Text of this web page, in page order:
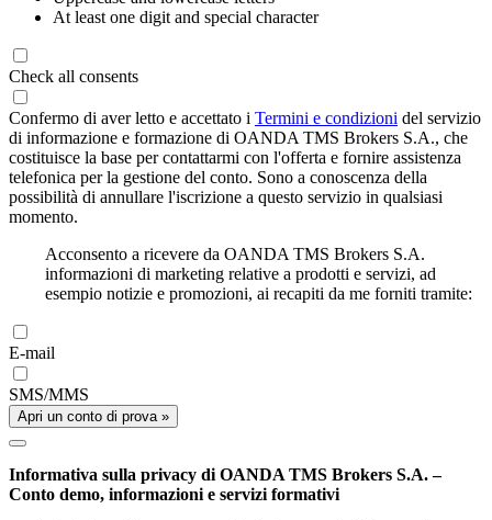
At least one digit and special character
Check all consents
Confermo di aver letto e accettato i Termini e condizioni del servizio
di informazione e formazione di OANDA TMS Brokers S.A., che
costituisce la base per contattarmi con l'offerta e fornire assistenza
telefonica per la gestione del conto. Sono a conoscenza della
possibilità di annullare l'iscrizione a questo servizio in qualsiasi
momento.
Acconsento a ricevere da OANDA TMS Brokers S.A.
informazioni di marketing relative a prodotti e servizi, ad
esempio notizie e promozioni, ai recapiti da me forniti tramite:
E-mail
SMS/MMS
Apri un conto di prova »
Informativa sulla privacy di OANDA TMS Brokers S.A. –
Conto demo, informazioni e servizi formativi